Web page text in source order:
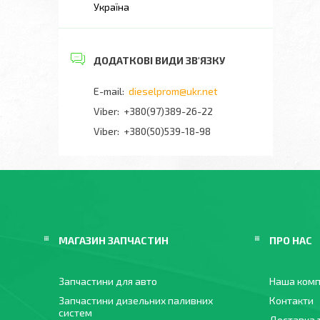
Україна
dieselprom@ukr.net
+380(97)389-26-22
Viber +380(50)539-18-98
МАГАЗИН ЗАПЧАСТИН
Запчастини для авто
Запчастини дизельних паливних
систем
ПРО НАС
Наша
Контакти